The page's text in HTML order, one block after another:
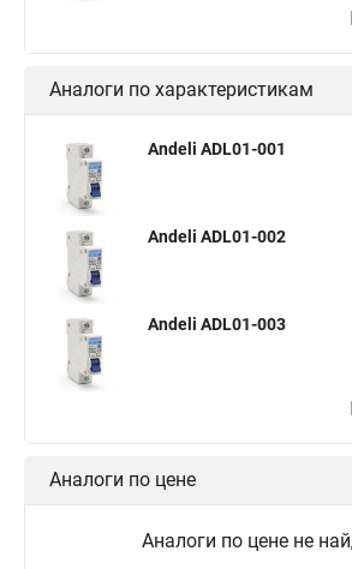
Аналоги по характеристикам
Andeli ADL01-001
Andeli ADL01-002
Andeli ADL01-003
Аналоги по цене
Аналоги по цене не